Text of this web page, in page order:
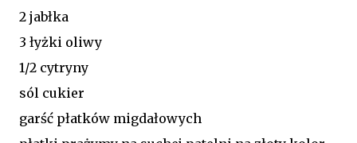
2 jabłka
3 łyżki oliwy
1/2 cytryny
sól cukier
garść płatków migdałowych